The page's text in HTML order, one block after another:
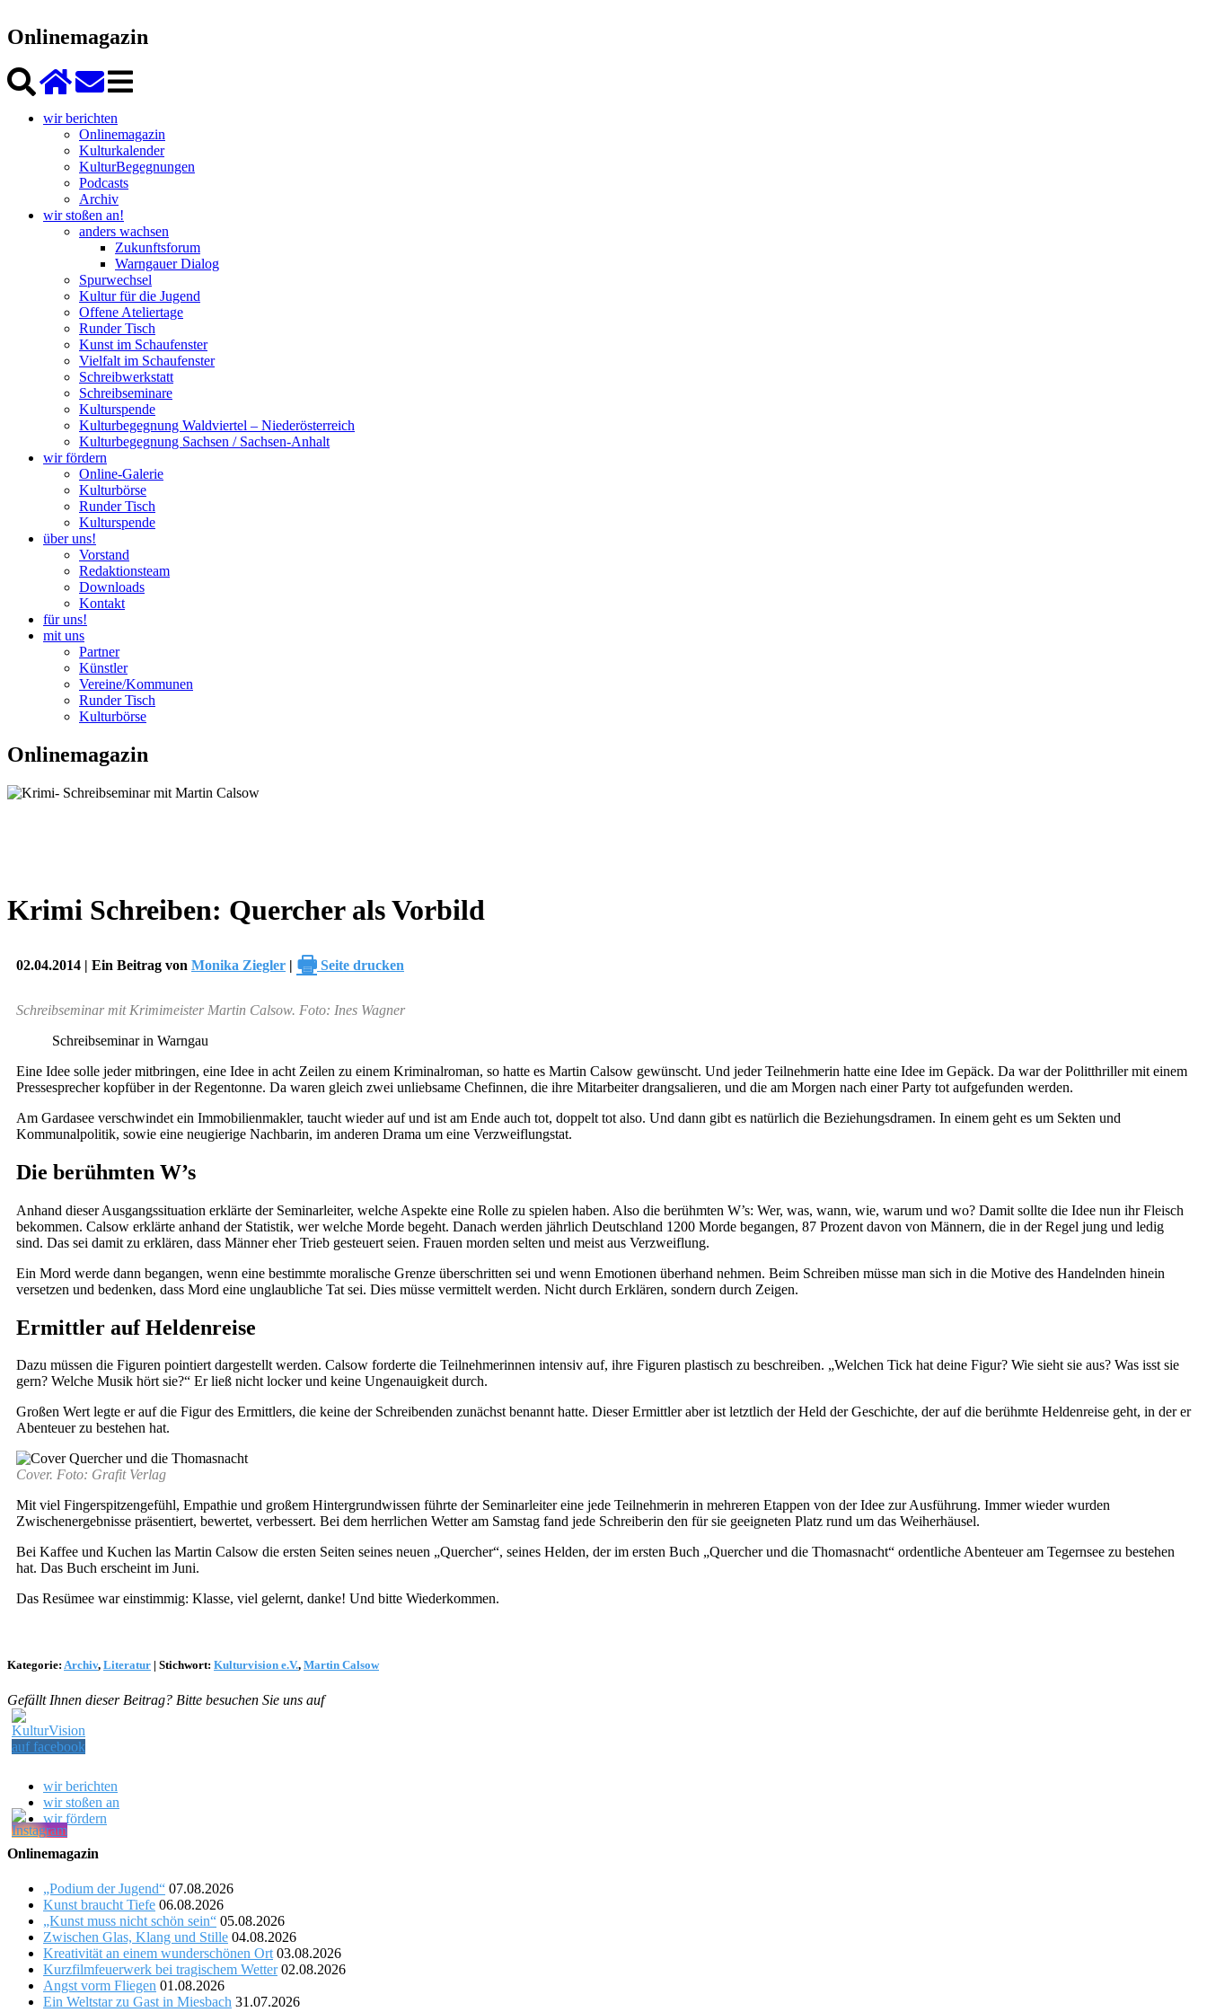
Onlinemagazin
wir berichten
Onlinemagazin
Kulturkalender
KulturBegegnungen
Podcasts
Archiv
wir stoßen an!
anders wachsen
Zukunftsforum
Warngauer Dialog
Spurwechsel
Kultur für die Jugend
Offene Ateliertage
Runder Tisch
Kunst im Schaufenster
Vielfalt im Schaufenster
Schreibwerkstatt
Schreibseminare
Kulturspende
Kulturbegegnung Waldviertel – Niederösterreich
Kulturbegegnung Sachsen / Sachsen-Anhalt
wir fördern
Online-Galerie
Kulturbörse
Runder Tisch
Kulturspende
über uns!
Vorstand
Redaktionsteam
Downloads
Kontakt
für uns!
mit uns
Partner
Künstler
Vereine/Kommunen
Runder Tisch
Kulturbörse
Onlinemagazin
Krimi Schreiben: Quercher als Vorbild
02.04.2014 | Ein Beitrag von Monika Ziegler | 🖶 Seite drucken
Schreibseminar mit Krimimeister Martin Calsow. Foto: Ines Wagner
Schreibseminar in Warngau
Eine Idee solle jeder mitbringen, eine Idee in acht Zeilen zu einem Kriminalroman, so hatte es Martin Calsow gewünscht. Und jeder Teilnehmerin hatte eine Idee im Gepäck. Da war der Politthriller mit einem
Pressesprecher kopfüber in der Regentonne. Da waren gleich zwei unliebsame Chefinnen, die ihre Mitarbeiter drangsalieren, und die am Morgen nach einer Party tot aufgefunden werden.
Am Gardasee verschwindet ein Immobilienmakler, taucht wieder auf und ist am Ende auch tot, doppelt tot also. Und dann gibt es natürlich die Beziehungsdramen. In einem geht es um Sekten und
Kommunalpolitik, sowie eine neugierige Nachbarin, im anderen Drama um eine Verzweiflungstat.
Die berühmten W’s
Anhand dieser Ausgangssituation erklärte der Seminarleiter, welche Aspekte eine Rolle zu spielen haben. Also die berühmten W’s: Wer, was, wann, wie, warum und wo? Damit sollte die Idee nun ihr Fleisch
bekommen. Calsow erklärte anhand der Statistik, wer welche Morde begeht. Danach werden jährlich Deutschland 1200 Morde begangen, 87 Prozent davon von Männern, die in der Regel jung und ledig
sind. Das sei damit zu erklären, dass Männer eher Trieb gesteuert seien. Frauen morden selten und meist aus Verzweiflung.
Ein Mord werde dann begangen, wenn eine bestimmte moralische Grenze überschritten sei und wenn Emotionen überhand nehmen. Beim Schreiben müsse man sich in die Motive des Handelnden hinein
versetzen und bedenken, dass Mord eine unglaubliche Tat sei. Dies müsse vermittelt werden. Nicht durch Erklären, sondern durch Zeigen.
Ermittler auf Heldenreise
Dazu müssen die Figuren pointiert dargestellt werden. Calsow forderte die Teilnehmerinnen intensiv auf, ihre Figuren plastisch zu beschreiben. „Welchen Tick hat deine Figur? Wie sieht sie aus? Was isst sie
gern? Welche Musik hört sie?“ Er ließ nicht locker und keine Ungenauigkeit durch.
Großen Wert legte er auf die Figur des Ermittlers, die keine der Schreibenden zunächst benannt hatte. Dieser Ermittler aber ist letztlich der Held der Geschichte, der auf die berühmte Heldenreise geht, in der er
Abenteuer zu bestehen hat.
Cover. Foto: Grafit Verlag
Mit viel Fingerspitzengefühl, Empathie und großem Hintergrundwissen führte der Seminarleiter eine jede Teilnehmerin in mehreren Etappen von der Idee zur Ausführung. Immer wieder wurden
Zwischenergebnisse präsentiert, bewertet, verbessert. Bei dem herrlichen Wetter am Samstag fand jede Schreiberin den für sie geeigneten Platz rund um das Weiherhäusel.
Bei Kaffee und Kuchen las Martin Calsow die ersten Seiten seines neuen „Quercher“, seines Helden, der im ersten Buch „Quercher und die Thomasnacht“ ordentliche Abenteuer am Tegernsee zu bestehen
hat. Das Buch erscheint im Juni.
Das Resümee war einstimmig: Klasse, viel gelernt, danke! Und bitte Wiederkommen.
Kategorie: Archiv, Literatur | Stichwort: Kulturvision e.V., Martin Calsow
Gefällt Ihnen dieser Beitrag? Bitte besuchen Sie uns auf
wir berichten
wir stoßen an
wir fördern
Onlinemagazin
„Podium der Jugend“ 07.08.2026
Kunst braucht Tiefe 06.08.2026
„Kunst muss nicht schön sein“ 05.08.2026
Zwischen Glas, Klang und Stille 04.08.2026
Kreativität an einem wunderschönen Ort 03.08.2026
Kurzfilmfeuerwerk bei tragischem Wetter 02.08.2026
Angst vorm Fliegen 01.08.2026
Ein Weltstar zu Gast in Miesbach 31.07.2026